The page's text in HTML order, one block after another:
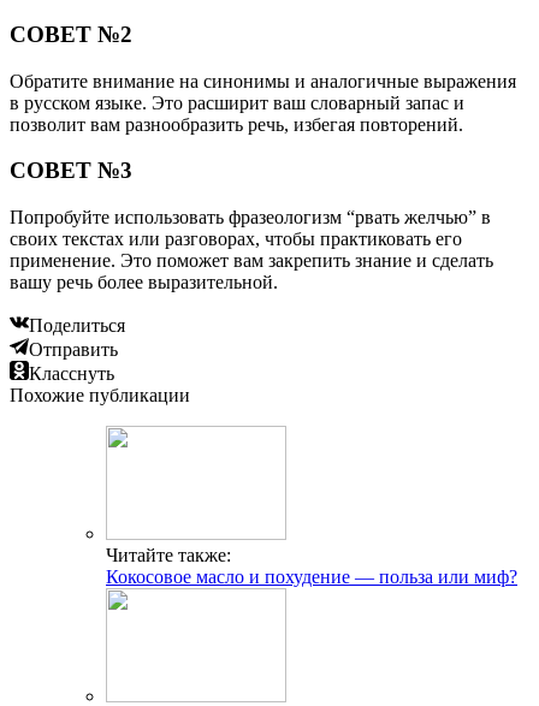
СОВЕТ №2
Обратите внимание на синонимы и аналогичные выражения
в русском языке. Это расширит ваш словарный запас и
позволит вам разнообразить речь, избегая повторений.
СОВЕТ №3
Попробуйте использовать фразеологизм “рвать желчью” в
своих текстах или разговорах, чтобы практиковать его
применение. Это поможет вам закрепить знание и сделать
вашу речь более выразительной.
Поделиться
Отправить
Класснуть
Похожие публикации
Читайте также:
Кокосовое масло и похудение — польза или миф?